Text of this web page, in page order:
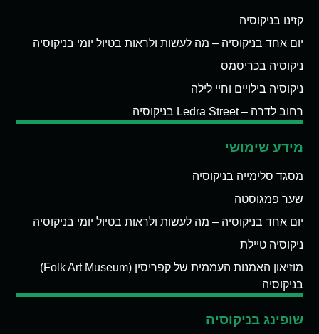
קזינו בניקוסיה
יום אחד בניקוסיה – מה לעשות ולראות בטיול יומי בניקוסיה
ניקוסיה בכריסמס
ניקוסיה בילויים וחיי לילה
רחוב לדרה – Ledra Street בניקוסיה
מידע שימושי
מסגד סלימייה בניקוסיה
שער פמגוסטה
יום אחד בניקוסיה – מה לעשות ולראות בטיול יומי בניקוסיה
ניקוסיה טיילת
מוזיאון האמנות העממית של קפריסין (Folk Art Museum)
בניקוסיה
שופינג בניקוסיה